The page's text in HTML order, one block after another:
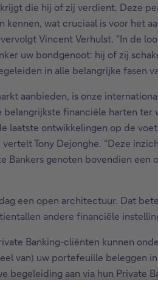
die hij of zij verdient. Deze
wat cruciaal is voor het
Vincent Verhulst. “In de
uw bondgenoot: hij of zij
in alle belangrijke fasen
aanbieden, is onze
financiële harten
ontwikkelingen op de
Tony Dejonghe. “Deze
genoten bovendien
een open architectuur. Dat
andere financiële
Banking-cliënten kunnen
van) uw portefeuille beleggen
aan via hun Private
en zowel proactief als